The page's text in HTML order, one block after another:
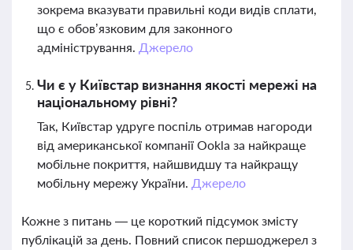
зокрема вказувати правильні коди видів сплати,
що є обов’язковим для законного
адміністрування. Джерело
Чи є у Київстар визнання якості мережі на
національному рівні?
Так, Київстар удруге поспіль отримав нагороди
від американської компанії Ookla за найкраще
мобільне покриття, найшвидшу та найкращу
мобільну мережу України. Джерело
Кожне з питань — це короткий підсумок змісту
публікацій за день. Повний список першоджерел з